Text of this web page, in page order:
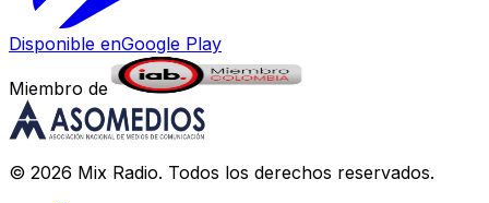
Disponible enGoogle Play
Miembro de
© 2026 Mix Radio. Todos los derechos reservados.